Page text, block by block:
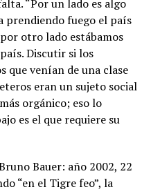
“Por un lado es algo
prendiendo fuego el país
otro lado estábamos
Discutir si los
que venían de una clase
eran un sujeto social
orgánico; eso lo
es el que requiere su
Bauer: año 2002, 22
“en el Tigre feo”, la